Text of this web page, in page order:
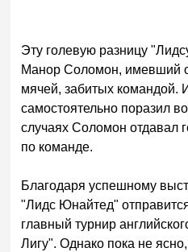
Эту голевую разницу
Манор Соломон, имевший
мячей, забитых командой.
самостоятельно поразил
случаях Соломон отдавал
по команде.
Благодаря успешному
"Лидс Юнайтед"
главный турнир
Лигу". Однако пока не